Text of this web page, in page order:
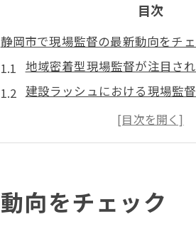
目次
静岡市で現場監督の最新動向をチ
地域密着型現場監督が注目さ
建設ラッシュにおける現場監
プロジェクト成功に必要な現
静岡市で求められる現場監督
地域発展に貢献する現場監督の
現場監督の重要スキルと静岡市の求
向をチェック